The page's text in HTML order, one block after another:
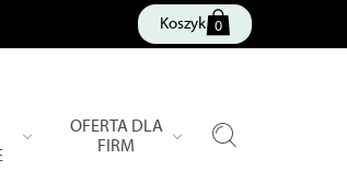
Koszyk 0
OFERTA DLA
FIRM